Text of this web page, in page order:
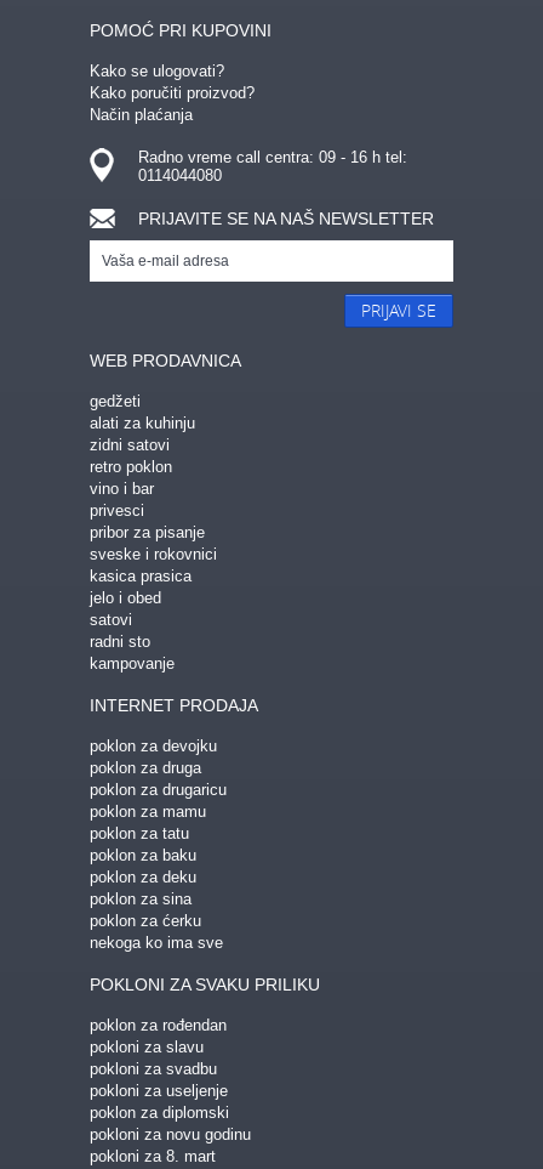
POMOĆ PRI KUPOVINI
Kako se ulogovati?
Kako poručiti proizvod?
Način plaćanja
Radno vreme call centra: 09 - 16 h tel:
0114044080
PRIJAVITE SE NA NAŠ NEWSLETTER
PRIJAVI SE
WEB PRODAVNICA
gedžeti
alati za kuhinju
zidni satovi
retro poklon
vino i bar
privesci
pribor za pisanje
sveske i rokovnici
kasica prasica
jelo i obed
satovi
radni sto
kampovanje
INTERNET PRODAJA
poklon za devojku
poklon za druga
poklon za drugaricu
poklon za mamu
poklon za tatu
poklon za baku
poklon za deku
poklon za sina
poklon za ćerku
nekoga ko ima sve
POKLONI ZA SVAKU PRILIKU
poklon za rođendan
pokloni za slavu
pokloni za svadbu
pokloni za useljenje
poklon za diplomski
pokloni za novu godinu
pokloni za 8. mart